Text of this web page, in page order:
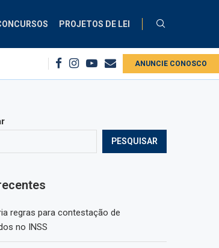
PROJETOS DE LEI
1º centro de treinamento em segurança do
ANUNCIE CONOSCO
PESQUISAR
regras para contestação de
no INSS